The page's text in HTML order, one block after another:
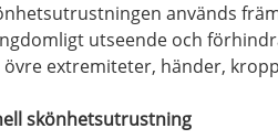
används
utseende och
övre extremiteter, händer,
skönhetsutrustning